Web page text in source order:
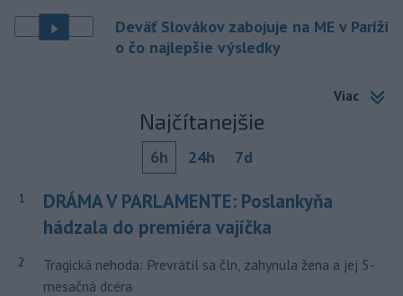
Deväť Slovákov zabojuje na ME v Paríži
o čo najlepšie výsledky
Viac
Najčítanejšie
6h 24h 7d
1
DRÁMA V PARLAMENTE: Poslankyňa
hádzala do premiéra vajíčka
2
Tragická nehoda: Prevrátil sa čln, zahynula žena a jej 5-
mesačná dcéra